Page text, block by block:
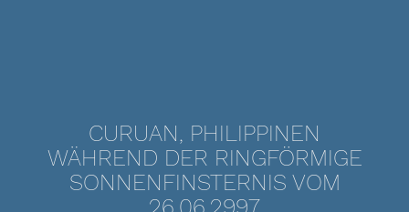
CURUAN, PHILIPPINEN
WÄHREND DER RINGFÖRMIGE
SONNENFINSTERNIS VOM